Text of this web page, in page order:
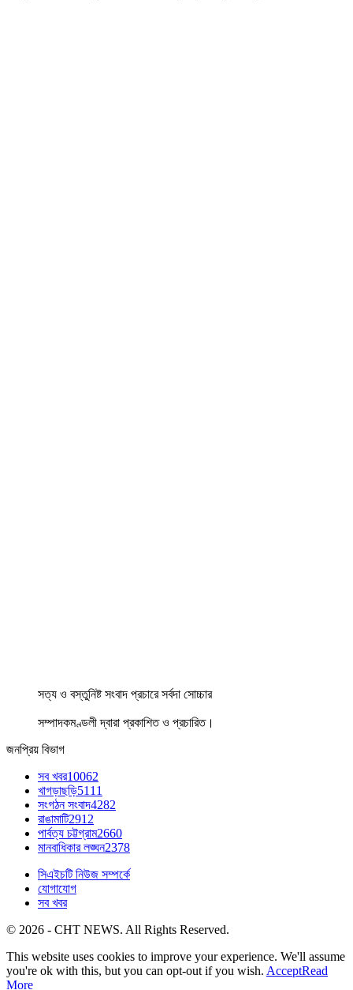
সত্য ও বস্তুনিষ্ট সংবাদ প্রচারে সর্বদা সোচ্চার
সম্পাদকমণ্ডলী দ্বারা প্রকাশিত ও প্রচারিত।
জনপ্রিয় বিভাগ
সব খবর10062
খাগড়াছড়ি5111
সংগঠন সংবাদ4282
রাঙামাটি2912
পার্বত্য চট্টগ্রাম2660
মানবাধিকার লঙ্ঘন2378
সিএইচটি নিউজ সম্পর্কে
যোগাযোগ
সব খবর
© 2026 - CHT NEWS. All Rights Reserved.
This website uses cookies to improve your experience. We'll assume
you're ok with this, but you can opt-out if you wish. AcceptRead
More